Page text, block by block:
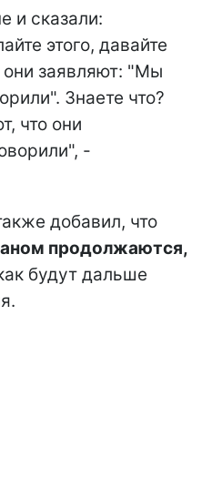
и сказали:
этого, давайте
они заявляют: "Мы
Знаете что?
что они
-
добавил, что
продолжаются,
будут дальше